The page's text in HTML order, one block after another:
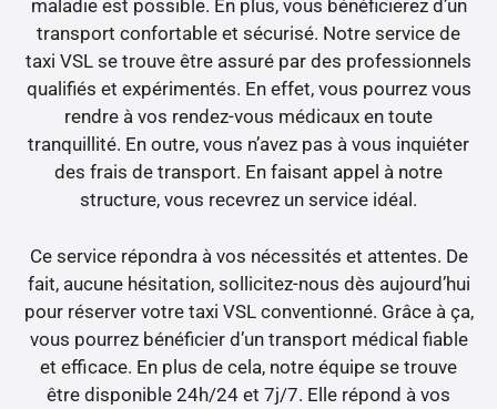
maladie est possible. En plus, vous bénéficierez d’un
transport confortable et sécurisé. Notre service de
taxi VSL se trouve être assuré par des professionnels
qualifiés et expérimentés. En effet, vous pourrez vous
rendre à vos rendez-vous médicaux en toute
tranquillité. En outre, vous n’avez pas à vous inquiéter
des frais de transport. En faisant appel à notre
structure, vous recevrez un service idéal.
Ce service répondra à vos nécessités et attentes. De
fait, aucune hésitation, sollicitez-nous dès aujourd’hui
pour réserver votre taxi VSL conventionné. Grâce à ça,
vous pourrez bénéficier d’un transport médical fiable
et efficace. En plus de cela, notre équipe se trouve
être disponible 24h/24 et 7j/7. Elle répond à vos